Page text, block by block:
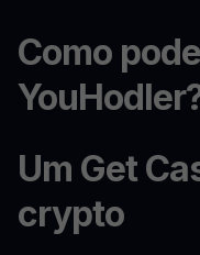
Como
Um Get
crypto